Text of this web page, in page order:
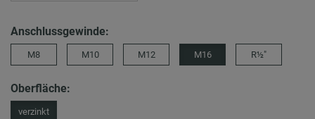
Anschlussgewinde:
M8 M10 M12 M16 R½″
Oberfläche:
verzinkt